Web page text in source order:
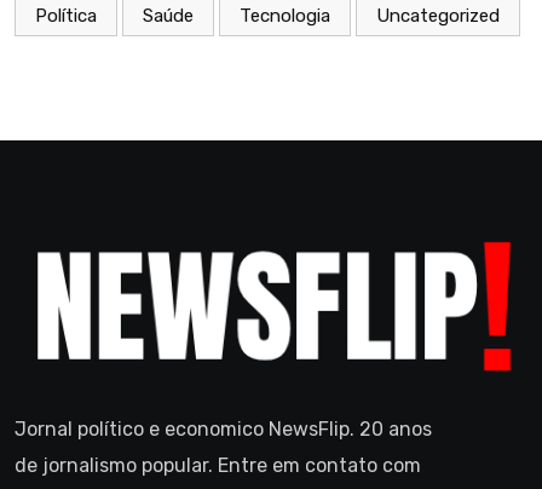
Política Saúde Tecnologia Uncategorized
Jornal político e economico NewsFlip. 20 anos
de jornalismo popular. Entre em contato com